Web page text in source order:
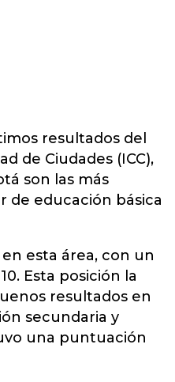
resultados del
de Ciudades (ICC),
son las más
de educación básica
esta área, con un
Esta posición la
resultados en
secundaria y
una puntuación